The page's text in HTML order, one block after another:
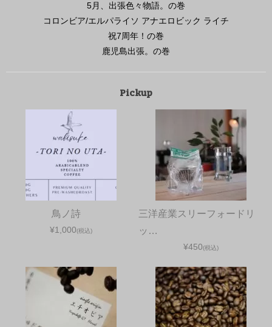
5月、出張色々物語。の巻
コロンビア/エルパライソ アナエロビック ライチ
祝7周年！の巻
鹿児島出張。の巻
Pickup
鳥ノ詩
¥1,000(税込)
三洋産業スリーフォードリ
ッ…
¥450(税込)